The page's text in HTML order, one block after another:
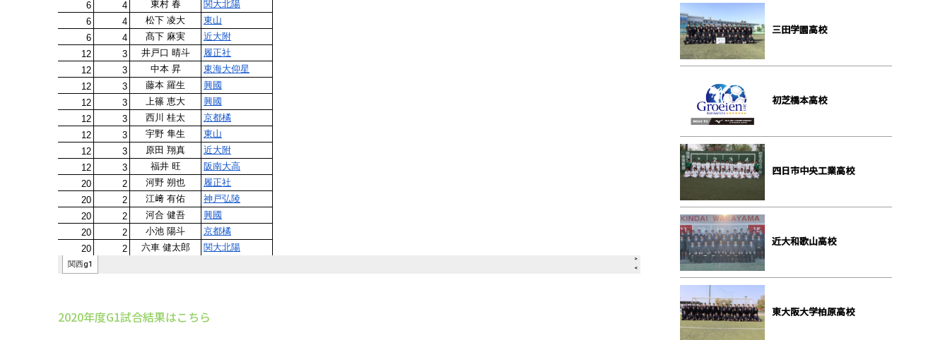
2020年度G1試合結果はこちら
三田学園高校
初芝橋本高校
四日市中央工業高校
近大和歌山高校
東大阪大学柏原高校